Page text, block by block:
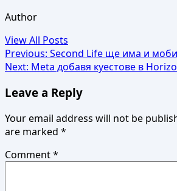
Author
View All Posts
Post
navigation
Previous: Second Life ще има и
Next: Meta добавя куестове в
Leave a Reply
Your email address will not be
are marked *
Comment*